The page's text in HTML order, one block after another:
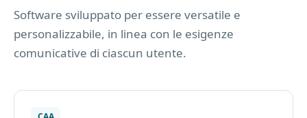
Software sviluppato per essere versatile e
personalizzabile, in linea con le esigenze
comunicative di ciascun utente.